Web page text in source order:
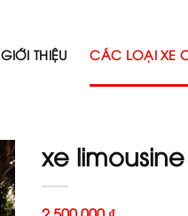
GIỚI THIỆU CÁC LOẠI XE
xe